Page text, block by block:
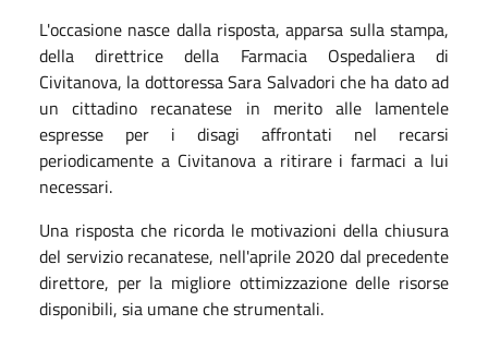
L'occasione nasce dalla risposta, apparsa sulla stampa,
della direttrice della Farmacia Ospedaliera di
Civitanova, la dottoressa Sara Salvadori che ha dato ad
un cittadino recanatese in merito alle lamentele
espresse per i disagi affrontati nel recarsi
periodicamente a Civitanova a ritirare i farmaci a lui
necessari.
Una risposta che ricorda le motivazioni della chiusura
del servizio recanatese, nell'aprile 2020 dal precedente
direttore, per la migliore ottimizzazione delle risorse
disponibili, sia umane che strumentali.